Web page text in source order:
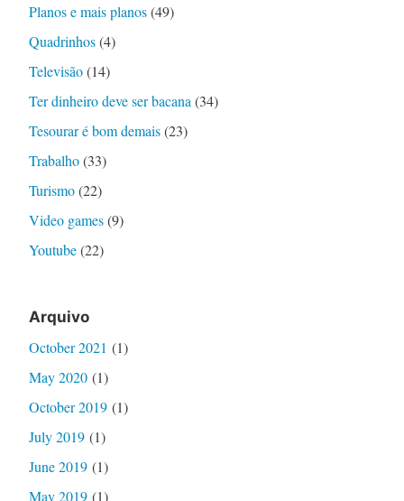
Planos e mais planos(49)
Quadrinhos(4)
Televisão(14)
Ter dinheiro deve ser bacana (34)
Tesourar é bom demais(23)
Trabalho(33)
Turismo(22)
Video games(9)
Youtube(22)
Arquivo
October 2021 (1)
May 2020(1)
October 2019(1)
July 2019(1)
June 2019(1)
May 2019(1)